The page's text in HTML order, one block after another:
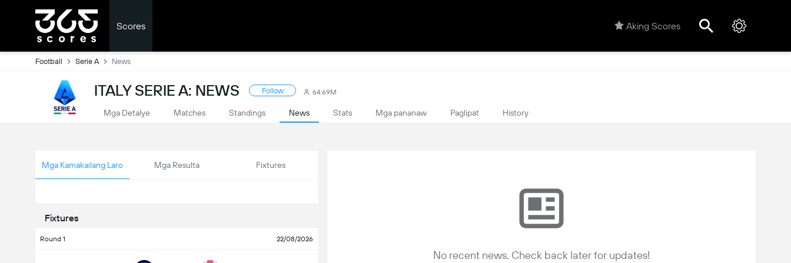
Scores Aking Scores
Football Serie A News
ITALY SERIE A: NEWS Follow 64.69M
Mga Detalye Matches Standings News Stats Mga pananaw Paglipat History
Mga Kamakailang Laro Mga Resulta Fixtures
Fixtures
Round 1 22/08/2026
No recent news. Check back later for updates!